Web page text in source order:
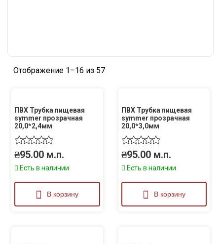
Отображение 1–16 из 57
ПВХ Трубка пищевая
symmer прозрачная
20,0*2,4мм
₴95.00 м.п.
Есть в наличии
В корзину
ПВХ Трубка пищевая
symmer прозрачная
20,0*3,0мм
₴95.00 м.п.
Есть в наличии
В корзину